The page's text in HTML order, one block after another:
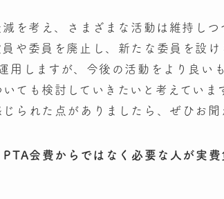
を考え、さまざまな活動は維持しつ
や委員を廃止し、新たな委員を設け
用しますが、今後の活動をより良い
ても検討していきたいと考えていま
られた点がありましたら、ぜひお聞
会費からではなく必要な人が実費